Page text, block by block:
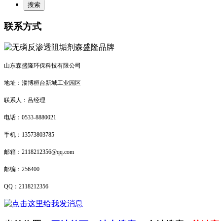
联系方式
山东森盛隆环保科技有限公司
地址：淄博桓台新城工业园区
联系人：吕经理
电话： 0533-8880021
手机： 13573803785
邮箱： 2118212356@qq.com
邮编： 256400
QQ ： 2118212356